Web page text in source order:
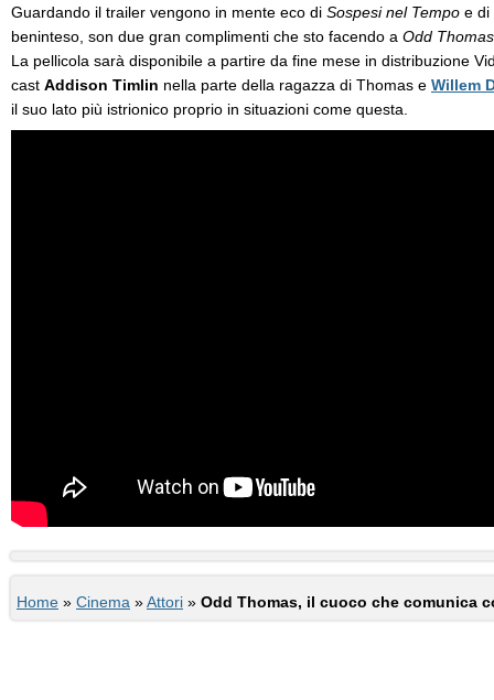
Guardando il trailer vengono in mente eco di Sospesi nel Tempo e di
beninteso, son due gran complimenti che sto facendo a Odd Thomas
La pellicola sarà disponibile a partire da fine mese in distribuzione
cast Addison Timlin nella parte della ragazza di Thomas e Willem
il suo lato più istrionico proprio in situazioni come questa.
Home » Cinema »Attori » Odd Thomas, il cuoco che comunica